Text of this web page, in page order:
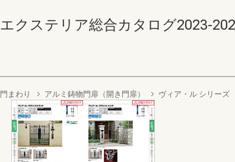
エクステリア総合カタログ2023-
門まわり アルミ鋳物門扉（開き門扉） ヴィア・ル シリーズ